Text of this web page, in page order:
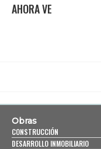
AHORA VE
Obras
CONSTRUCCIÓN
DESARROLLO INMOBILIARIO